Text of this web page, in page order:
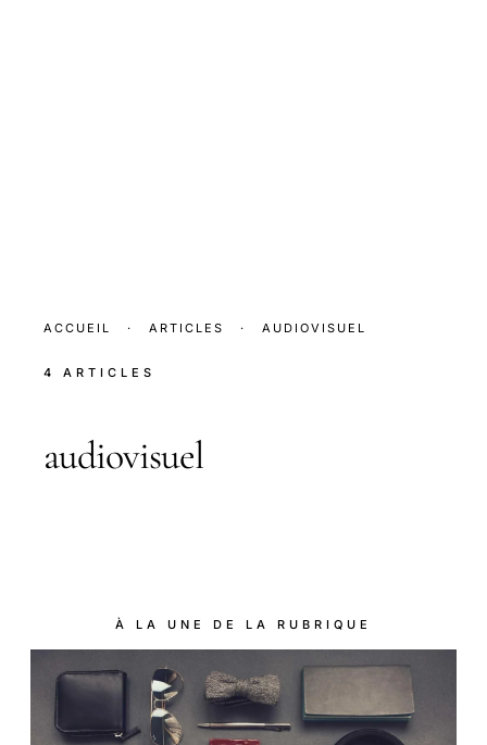
ACCUEIL · ARTICLES · AUDIOVISUEL
4 ARTICLES
audiovisuel
À LA UNE DE LA RUBRIQUE